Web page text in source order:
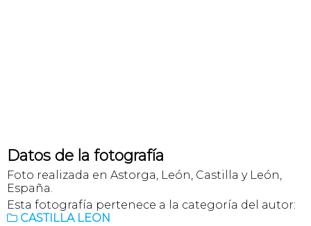
Datos de la fotografía
Foto realizada en Astorga, León, Castilla y León,
España.
Esta fotografía pertenece a la categoría del autor:
 CASTILLA LEON